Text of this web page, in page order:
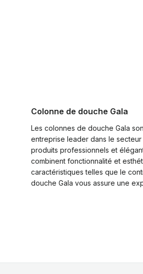
Colonne de douche Gala
Les colonnes de douche Gala
entreprise leader dans le
produits professionnels et
combinent fonctionnalité et
caractéristiques telles que le
douche Gala vous assure une